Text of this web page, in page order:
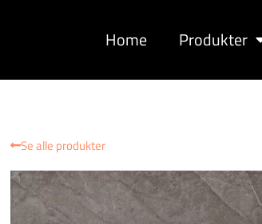
Home Produkter
Se alle produkter